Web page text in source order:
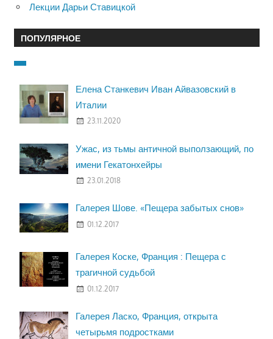
Лекции Дарьи Ставицкой
ПОПУЛЯРНОЕ
Елена Станкевич Иван Айвазовский в
Италии
23.11.2020
Ужас, из тьмы античной выползающий, по
имени Гекатонхейры
23.01.2018
Галерея Шове. «Пещера забытых снов»
01.12.2017
Галерея Коске, Франция : Пещера с
трагичной судьбой
01.12.2017
Галерея Ласко, Франция, открыта
четырьмя подростками